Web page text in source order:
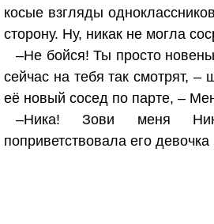
косые взгляды
сторону. Ну, никак не могла
–Не бойся! Ты просто
сейчас на тебя так смотрят, –
её новый сосед по парте, –
–Ника! Зови меня
поприветствовала его девочка